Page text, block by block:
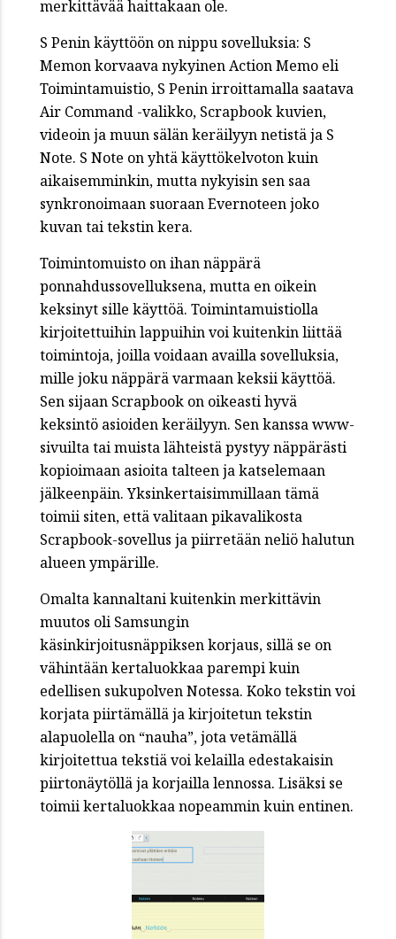
merkittävää haittakaan ole.
S Penin käyttöön on nippu sovelluksia: S
Memon korvaava nykyinen Action Memo eli
Toimintamuistio, S Penin irroittamalla saatava
Air Command -valikko, Scrapbook kuvien,
videoin ja muun sälän keräilyyn netistä ja S
Note. S Note on yhtä käyttökelvoton kuin
aikaisemminkin, mutta nykyisin sen saa
synkronoimaan suoraan Evernoteen joko
kuvan tai tekstin kera.
Toimintomuisto on ihan näppärä
ponnahdussovelluksena, mutta en oikein
keksinyt sille käyttöä. Toimintamuistiolla
kirjoitettuihin lappuihin voi kuitenkin liittää
toimintoja, joilla voidaan availla sovelluksia,
mille joku näppärä varmaan keksii käyttöä.
Sen sijaan Scrapbook on oikeasti hyvä
keksintö asioiden keräilyyn. Sen kanssa www-
sivuilta tai muista lähteistä pystyy näppärästi
kopioimaan asioita talteen ja katselemaan
jälkeenpäin. Yksinkertaisimmillaan tämä
toimii siten, että valitaan pikavalikosta
Scrapbook-sovellus ja piirretään neliö halutun
alueen ympärille.
Omalta kannaltani kuitenkin merkittävin
muutos oli Samsungin
käsinkirjoitusnäppiksen korjaus, sillä se on
vähintään kertaluokkaa parempi kuin
edellisen sukupolven Notessa. Koko tekstin voi
korjata piirtämällä ja kirjoitetun tekstin
alapuolella on “nauha”, jota vetämällä
kirjoitettua tekstiä voi kelailla edestakaisin
piirtonäytöllä ja korjailla lennossa. Lisäksi se
toimii kertaluokkaa nopeammin kuin entinen.